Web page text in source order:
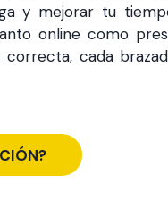
y mejorar tu
online como
cada